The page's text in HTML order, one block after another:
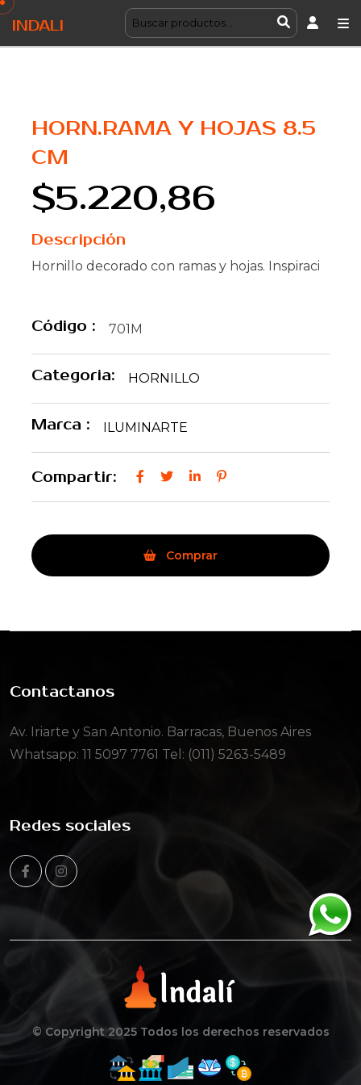
INDALI
HORN.RAMA Y HOJAS 8.5
CM
$5.220,86
Descripción
Hornillo decorado con ramas y hojas. Inspiraci
Código : 701M
Categoria: HORNILLO
Marca : ILUMINARTE
Compartir:
Comprar
Contactanos
Av. Iriarte y San Antonio. Barracas, Buenos Aires
Whatsapp: 11 5097 7761 Tel: (011) 5263-5489
Redes sociales
© Copyright 2025 Todos los derechos reservados